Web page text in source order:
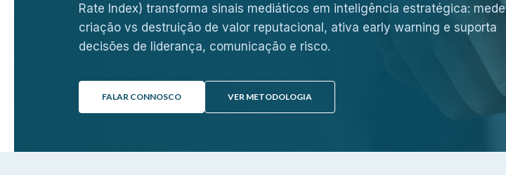
Rate Index) transforma sinais mediáticos em inteligência estratégica: mede
criação vs destruição de valor reputacional, ativa early warning e suporta
decisões de liderança, comunicação e risco.
FALAR CONNOSCO VER METODOLOGIA